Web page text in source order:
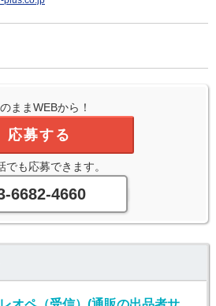
ままWEBから！
応募する
でも応募できます。
6682-4660